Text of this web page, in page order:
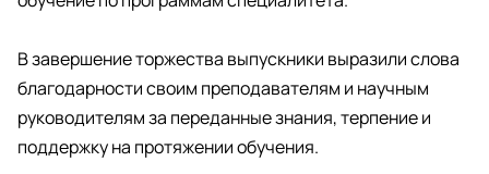
В завершение торжества выпускники выразили слова
благодарности своим преподавателям и научным
руководителям за переданные знания, терпение и
поддержку на протяжении обучения.